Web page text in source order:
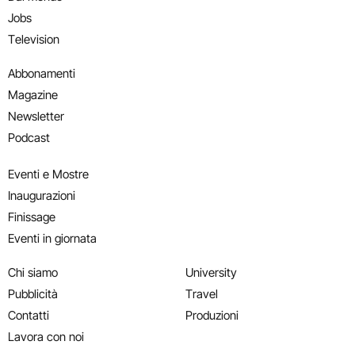
Jobs
Television
Abbonamenti
Magazine
Newsletter
Podcast
Eventi e Mostre
Inaugurazioni
Finissage
Eventi in giornata
Chi siamo
Pubblicità
Contatti
Lavora con noi
University
Travel
Produzioni